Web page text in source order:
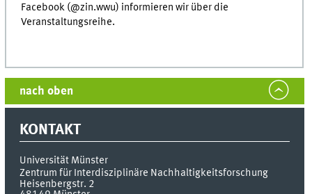
Facebook (@zin.wwu) informieren wir über die
Veranstaltungsreihe.
nach oben
KONTAKT
Universität Münster
Zentrum für Interdisziplinäre Nachhaltigkeitsforschung
Heisenbergstr. 2